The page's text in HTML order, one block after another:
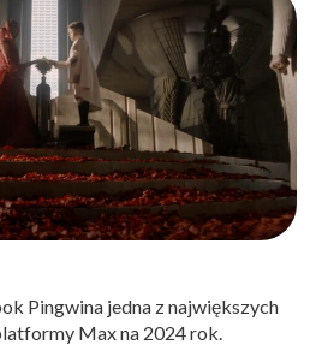
Pingwina jedna z największych
Max na 2024 rok.